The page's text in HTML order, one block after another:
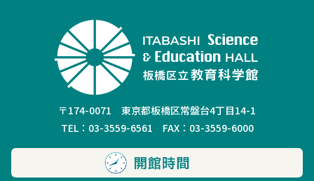
〒174-0071 東京都板橋区常盤台4丁目14-1
TEL：03-3559-6561 FAX：03-3559-6000